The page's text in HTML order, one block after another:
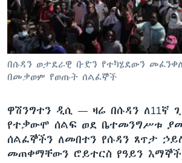
ቋንቋዎች
በሱዳን ወታደራዊ ቡድን የተካሄደውን
በመቃወም የወጡት ሰልፈኞች
ዋሽንግተን ዲሲ — ዛሬ በሱዳን ለ11ኛ
የተቃውሞ ሰልፍ ወደ ቤተመንግሥቱ
ሰልፈኞችን ለመበተን የሱዳን ጸጥታ
መጠቀማቸውን ሮይተርስ የዓይን እማኞችን